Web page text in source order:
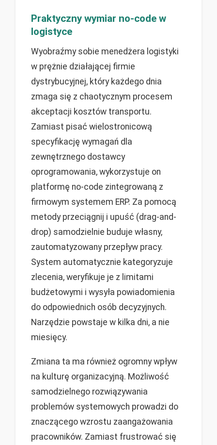
Praktyczny wymiar no-code w
logistyce
Wyobraźmy sobie menedżera logistyki
w prężnie działającej firmie
dystrybucyjnej, który każdego dnia
zmaga się z chaotycznym procesem
akceptacji kosztów transportu.
Zamiast pisać wielostronicową
specyfikację wymagań dla
zewnętrznego dostawcy
oprogramowania, wykorzystuje on
platformę no-code zintegrowaną z
firmowym systemem ERP. Za pomocą
metody przeciągnij i upuść (drag-and-
drop) samodzielnie buduje własny,
zautomatyzowany przepływ pracy.
System automatycznie kategoryzuje
zlecenia, weryfikuje je z limitami
budżetowymi i wysyła powiadomienia
do odpowiednich osób decyzyjnych.
Narzędzie powstaje w kilka dni, a nie
miesięcy.
Zmiana ta ma również ogromny wpływ
na kulturę organizacyjną. Możliwość
samodzielnego rozwiązywania
problemów systemowych prowadzi do
znaczącego wzrostu zaangażowania
pracowników. Zamiast frustrować się